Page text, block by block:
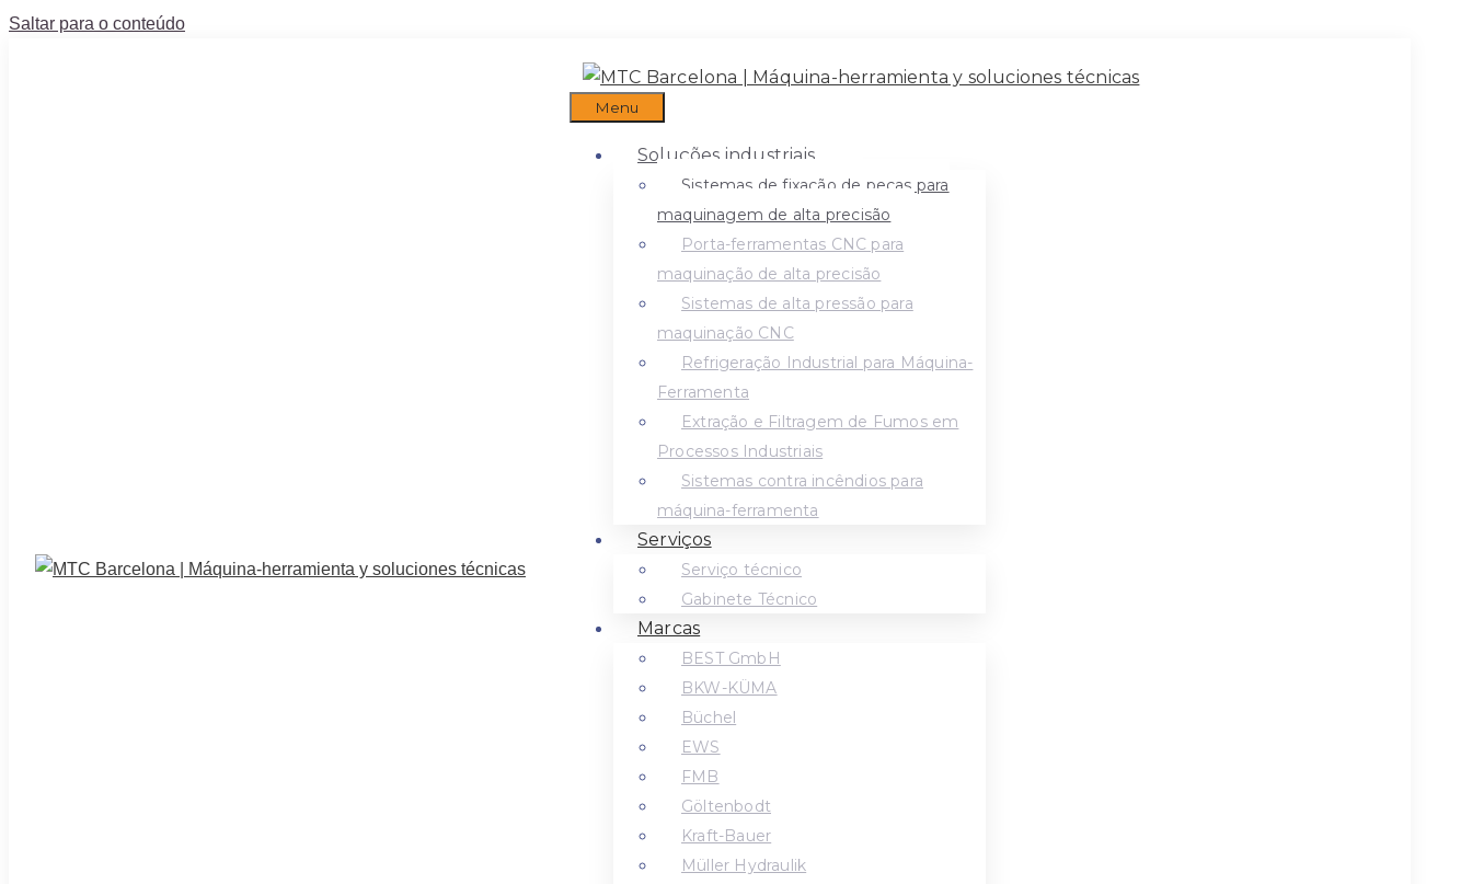
Saltar para o conteúdo
Menu
Soluções industriais
Sistemas de fixação de peças para
maquinagem de alta precisão
Porta-ferramentas CNC para
maquinação de alta precisão
Sistemas de alta pressão para
maquinação CNC
Refrigeração Industrial para Máquina-
Ferramenta
Extração e Filtragem de Fumos em
Processos Industriais
Sistemas contra incêndios para
máquina-ferramenta
Serviços
Serviço técnico
Gabinete Técnico
Marcas
BEST GmbH
BKW-KÜMA
Büchel
EWS
FMB
Göltenbodt
Kraft-Bauer
Müller Hydraulik